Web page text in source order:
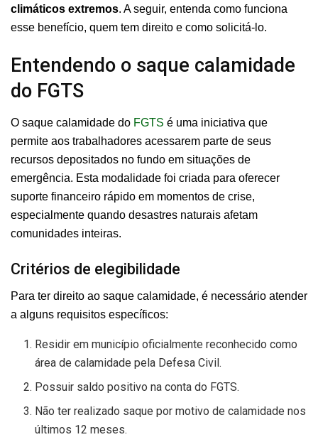
climáticos extremos. A seguir, entenda como funciona
esse benefício, quem tem direito e como solicitá-lo.
Entendendo o saque calamidade
do FGTS
O saque calamidade do FGTS é uma iniciativa que
permite aos trabalhadores acessarem parte de seus
recursos depositados no fundo em situações de
emergência. Esta modalidade foi criada para oferecer
suporte financeiro rápido em momentos de crise,
especialmente quando desastres naturais afetam
comunidades inteiras.
Critérios de elegibilidade
Para ter direito ao saque calamidade, é necessário atender
a alguns requisitos específicos:
Residir em município oficialmente reconhecido como
área de calamidade pela Defesa Civil.
Possuir saldo positivo na conta do FGTS.
Não ter realizado saque por motivo de calamidade nos
últimos 12 meses.